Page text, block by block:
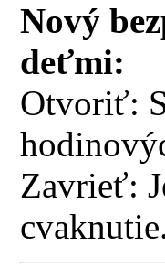
Nový
deťmi:
Otvoriť:
Zavrieť: